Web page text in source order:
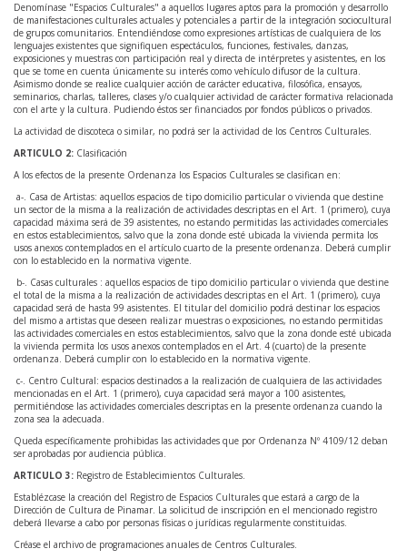
Denomínase "Espacios Culturales" a aquellos lugares aptos para la promoción y desarrollo
de manifestaciones culturales actuales y potenciales a partir de la integración sociocultural
de grupos comunitarios. Entendiéndose como expresiones artísticas de cualquiera de los
lenguajes existentes que signifiquen espectáculos, funciones, festivales, danzas,
exposiciones y muestras con participación real y directa de intérpretes y asistentes, en los
que se tome en cuenta únicamente su interés como vehículo difusor de la cultura.
Asimismo donde se realice cualquier acción de carácter educativa, filosófica, ensayos,
seminarios, charlas, talleres, clases y/o cualquier actividad de carácter formativa relacionada
con el arte y la cultura. Pudiendo éstos ser financiados por fondos públicos o privados.
La actividad de discoteca o similar, no podrá ser la actividad de los Centros Culturales.
ARTICULO 2: Clasificación
A los efectos de la presente Ordenanza los Espacios Culturales se clasifican en:
a-. Casa de Artistas: aquellos espacios de tipo domicilio particular o vivienda que destine
un sector de la misma a la realización de actividades descriptas en el Art. 1 (primero), cuya
capacidad máxima será de 39 asistentes, no estando permitidas las actividades comerciales
en estos establecimientos, salvo que la zona donde esté ubicada la vivienda permita los
usos anexos contemplados en el artículo cuarto de la presente ordenanza. Deberá cumplir
con lo establecido en la normativa vigente.
b-. Casas culturales : aquellos espacios de tipo domicilio particular o vivienda que destine
el total de la misma a la realización de actividades descriptas en el Art. 1 (primero), cuya
capacidad será de hasta 99 asistentes. El titular del domicilio podrá destinar los espacios
del mismo a artistas que deseen realizar muestras o exposiciones, no estando permitidas
las actividades comerciales en estos establecimientos, salvo que la zona donde esté ubicada
la vivienda permita los usos anexos contemplados en el Art. 4 (cuarto) de la presente
ordenanza. Deberá cumplir con lo establecido en la normativa vigente.
c-. Centro Cultural: espacios destinados a la realización de cualquiera de las actividades
mencionadas en el Art. 1 (primero), cuya capacidad será mayor a 100 asistentes,
permitiéndose las actividades comerciales descriptas en la presente ordenanza cuando la
zona sea la adecuada.
Queda específicamente prohibidas las actividades que por Ordenanza Nº 4109/12 deban
ser aprobadas por audiencia pública.
ARTICULO 3: Registro de Establecimientos Culturales.
Establézcase la creación del Registro de Espacios Culturales que estará a cargo de la
Dirección de Cultura de Pinamar. La solicitud de inscripción en el mencionado registro
deberá llevarse a cabo por personas físicas o jurídicas regularmente constituidas.
Créase el archivo de programaciones anuales de Centros Culturales.